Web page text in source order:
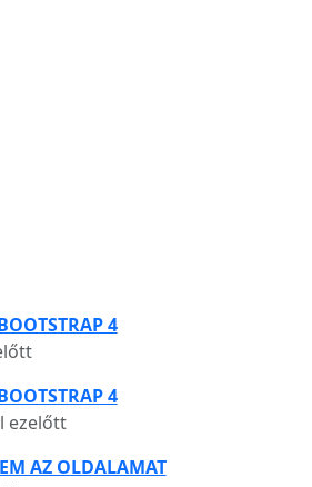
4
4
ezelőtt
AZ OLDALAMAT